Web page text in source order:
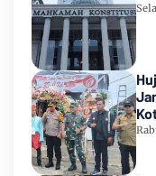
Hujan
Kota Meninjau